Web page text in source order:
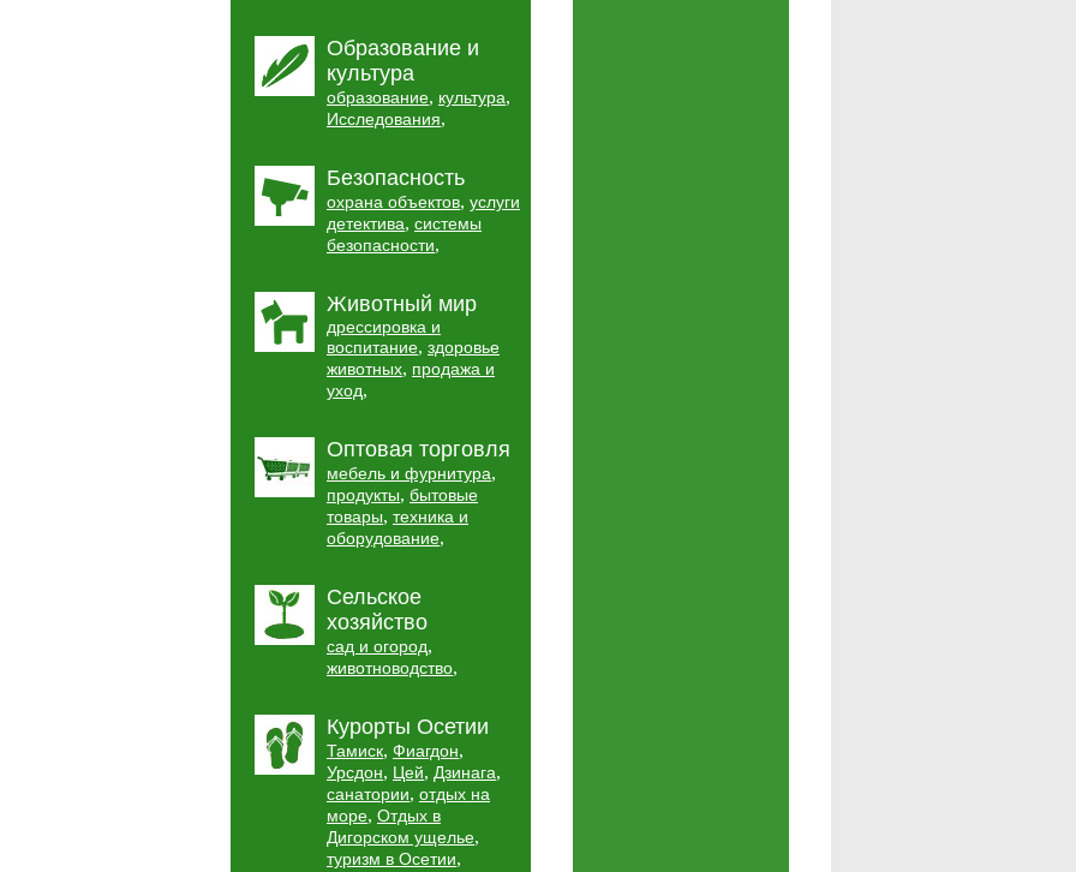
Образование и
культура
образование, культура,
Исследования,
Безопасность
охрана объектов, услуги
детектива, системы
безопасности,
Животный мир
дрессировка и
воспитание, здоровье
животных, продажа и
уход,
Оптовая торговля
мебель и фурнитура,
продукты, бытовые
товары, техника и
оборудование,
Сельское
хозяйство
сад и огород,
животноводство,
Курорты Осетии
Тамиск, Фиагдон,
Урсдон, Цей, Дзинага,
санатории, отдых на
море, Отдых в
Дигорском ущелье,
туризм в Осетии,